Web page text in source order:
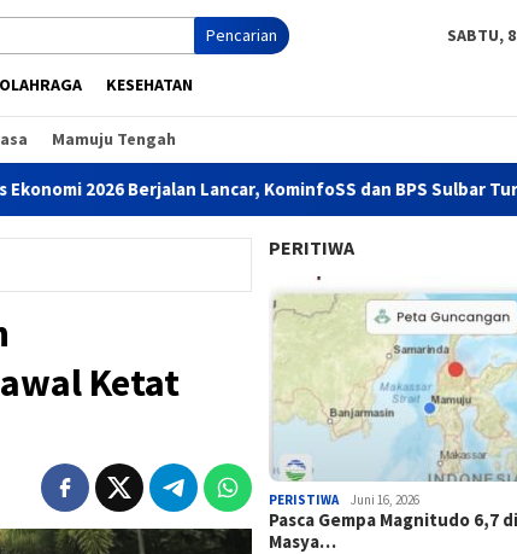
Pencarian SABTU,
OLAHRAGA KESEHATAN
Mamuju Tengah
Berjalan Lancar, KominfoSS dan BPS Sulbar Turun
Ketat
PERITIWA
PERISTIWA Juni 16, 2026
Pasca Gempa Magnitudo 6,7
Masya…